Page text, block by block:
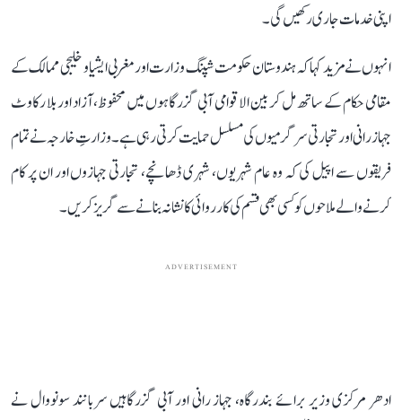
اپنی خدمات جاری رکھیں گی۔
انہوں نے مزید کہا کہ ہندوستان حکومت شپنگ وزارت اور مغربی ایشیا و خلیجی ممالک کے
مقامی حکام کے ساتھ مل کر بین الاقوامی آبی گزرگاہوں میں محفوظ، آزاد اور بلا رکاوٹ
جہاز رانی اور تجارتی سرگرمیوں کی مسلسل حمایت کرتی رہی ہے۔ وزارتِ خارجہ نے تمام
فریقوں سے اپیل کی کہ وہ عام شہریوں، شہری ڈھانچے، تجارتی جہازوں اور ان پر کام
کرنے والے ملاحوں کو کسی بھی قسم کی کارروائی کا نشانہ بنانے سے گریز کریں۔
ADVERTISEMENT
ادھر مرکزی وزیر برائے بندرگاہ، جہاز رانی اور آبی گزرگاہیں سربانند سونووال نے